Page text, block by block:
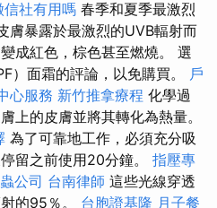
信社有用嗎 春季和夏季最激烈
膚暴露於最激烈的UVB輻射而
成紅色，棕色甚至燃燒。 選
）面霜的評論，以免購買。 戶
心服務 新竹推拿療程 化學過
上的皮膚並將其轉化為熱量。
為了可靠地工作，必須充分吸
留之前使用20分鐘。 指壓專
公司 台南律師 這些光線穿透
的95％。 台胞證基隆 月子餐